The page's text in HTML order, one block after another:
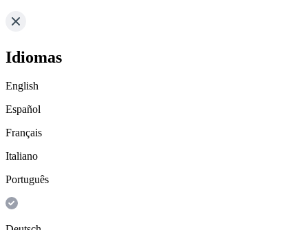
Idiomas
English
Español
Français
Italiano
Português